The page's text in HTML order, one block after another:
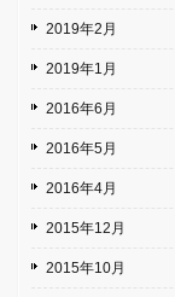
2019年2月
2019年1月
2016年6月
2016年5月
2016年4月
2015年12月
2015年10月